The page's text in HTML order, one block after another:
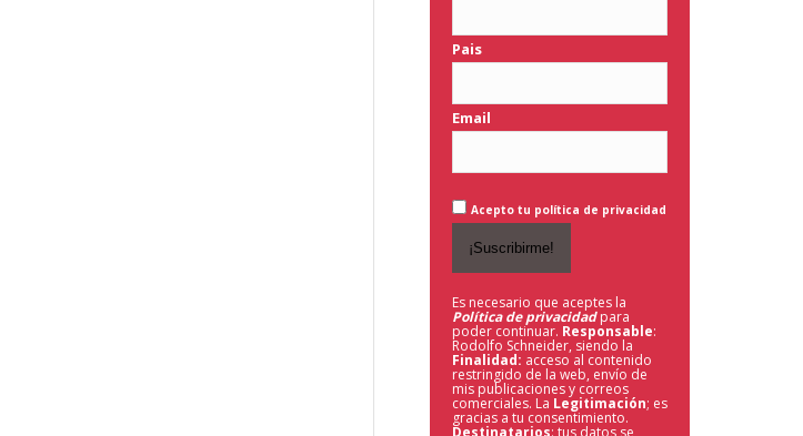
Pais
Email
Acepto tu política de privacidad
Es necesario que aceptes la
Política de privacidad para
poder continuar. Responsable:
Rodolfo Schneider, siendo la
Finalidad: acceso al contenido
restringido de la web, envío de
mis publicaciones y correos
comerciales. La Legitimación; es
gracias a tu consentimiento.
Destinatarios: tus datos se